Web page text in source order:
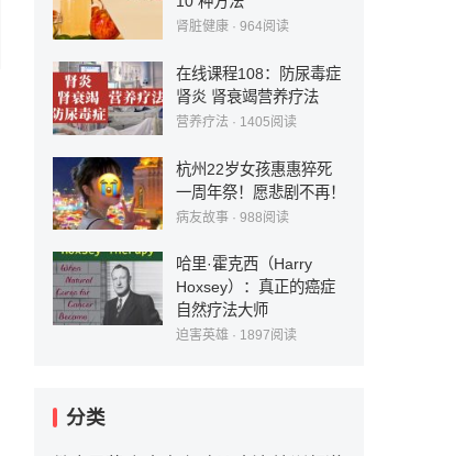
肾脏健康 · 964阅读
在线课程108：防尿毒症
肾炎 肾衰竭营养疗法
营养疗法 · 1405阅读
杭州22岁女孩惠惠猝死
一周年祭！愿悲剧不再！
病友故事 · 988阅读
哈里·霍克西（Harry
Hoxsey）：真正的癌症
自然疗法大师
迫害英雄 · 1897阅读
分类